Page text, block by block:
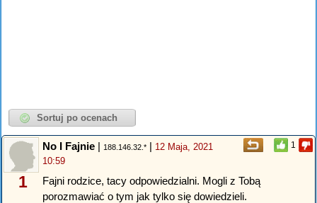
1
1
No I Fajnie | 188.146.32.* | 12 Maja, 2021
10:59
Fajni rodzice, tacy odpowiedzialni. Mogli z Tobą
porozmawiać o tym jak tylko się dowiedzieli.